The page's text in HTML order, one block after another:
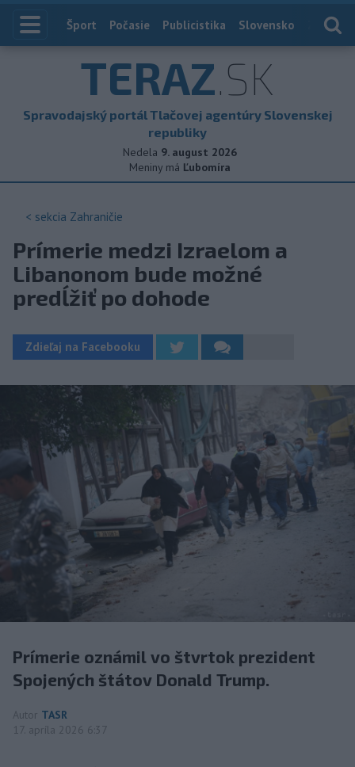
Index
Šport Počasie Publicistika Slovensko
TERAZ.SK
Spravodajský portál Tlačovej agentúry Slovenskej
republiky
Nedela 9. august 2026
Meniny má Ľubomíra
< sekcia Zahraničie
Prímerie medzi Izraelom a
Libanonom bude možné
predĺžiť po dohode
Zdieľaj na Facebooku
Prímerie oznámil vo štvrtok prezident
Spojených štátov Donald Trump.
Autor TASR
17. apríla 2026 6:37